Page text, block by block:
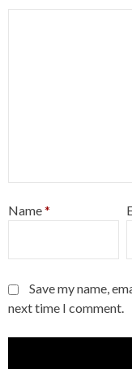
Name*
Save my name,
next time I comment.